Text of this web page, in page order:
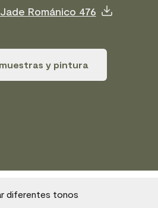
Románico 476
y pintura
diferentes tonos